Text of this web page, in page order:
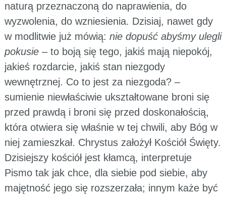
naturą przeznaczoną do naprawienia, do
wyzwolenia, do wzniesienia. Dzisiaj, nawet gdy
w modlitwie już mówią: nie dopuść abyśmy ulegli
pokusie – to boją się tego, jakiś mają niepokój,
jakieś rozdarcie, jakiś stan niezgody
wewnętrznej. Co to jest za niezgoda? –
sumienie niewłaściwie ukształtowane broni się
przed prawdą i broni się przed doskonałością,
która otwiera się właśnie w tej chwili, aby Bóg w
niej zamieszkał. Chrystus założył Kościół Święty.
Dzisiejszy kościół jest kłamcą, interpretuje
Pismo tak jak chce, dla siebie pod siebie, aby
majętność jego się rozszerzała; innym każe być